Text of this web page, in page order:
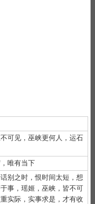
可见，巫峡更何人，运石
唯有当下
别之时，恨时间太短，想
事，瑶姬，巫峡，皆不可
实际，实事求是，才有收
，抽灵签前要专心一致，
指点迷津。
；再请求需要指点的事